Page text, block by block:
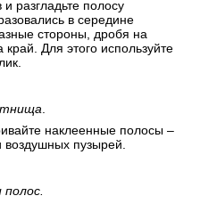
и разгладьте полосу
в середине
стороны, дробя на
Для этого используйте
.
наклеенные полосы –
воздушных пузырей.